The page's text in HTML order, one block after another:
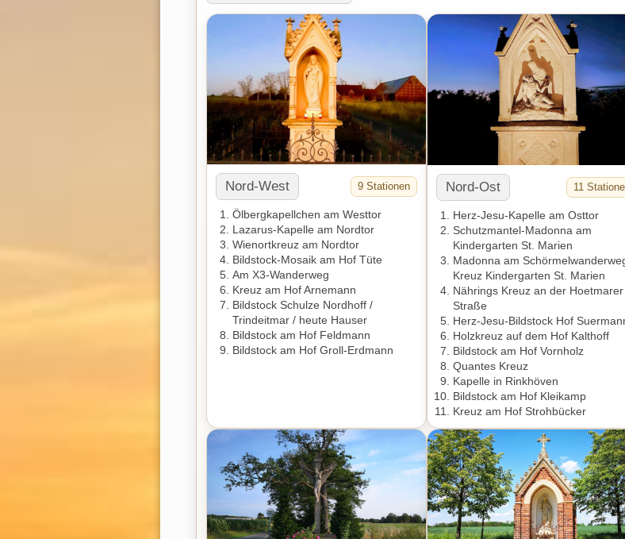
Nord-West 9 Stationen
Ölbergkapellchen am Westtor
Lazarus-Kapelle am Nordtor
Wienortkreuz am Nordtor
Bildstock-Mosaik am Hof Tüte
Am X3-Wanderweg
Kreuz am Hof Arnemann
Bildstock Schulze Nordhoff /
Trindeitmar / heute Hauser
Bildstock am Hof Feldmann
Bildstock am Hof Groll-Erdmann
Nord-Ost 11
Herz-Jesu-Kapelle am Osttor
Schutzmantel-Madonna am
Kindergarten St. Marien
Madonna am
Kreuz Kindergarten St. Marien
Nährings Kreuz an der Hoetmarer
Straße
Herz-Jesu-Bildstock Hof
Holzkreuz auf dem Hof Kalthoff
Bildstock am Hof Vornholz
Quantes Kreuz
Kapelle in Rinkhöven
Bildstock am Hof Kleikamp
Kreuz am Hof Strohbücker